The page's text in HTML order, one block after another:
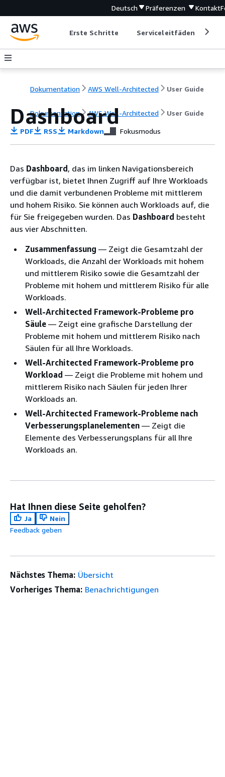
Deutsch Präferenzen Kontakt
Erste Schritte Serviceleitfäden
Dokumentation AWS Well-Architected User Guide
Dokumentation AWS Well-Architected User Guide
Dashboard
PDF RSS Markdown Fokusmodus
Das Dashboard , das im linken Navigationsbereich
verfügbar ist, bietet Ihnen Zugriff auf Ihre Workloads
und die damit verbundenen Probleme mit mittlerem
und hohem Risiko. Sie können auch Workloads auf, die
für Sie freigegeben wurden. Das Dashboard besteht
aus vier Abschnitten.
Zusammenfassung — Zeigt die Gesamtzahl der
Workloads, die Anzahl der Workloads mit hohem
und mittlerem Risiko sowie die Gesamtzahl der
Probleme mit hohem und mittlerem Risiko für alle
Workloads.
Well-Architected Framework-Probleme pro
Säule — Zeigt eine grafische Darstellung der
Probleme mit hohem und mittlerem Risiko nach
Säulen für all Ihre Workloads.
Well-Architected Framework-Probleme pro
Workload — Zeigt die Probleme mit hohem und
mittlerem Risiko nach Säulen für jeden Ihrer
Workloads an.
Well-Architected Framework-Probleme nach
Verbesserungsplanelementen — Zeigt die
Elemente des Verbesserungsplans für all Ihre
Workloads an.
Hat Ihnen diese Seite geholfen?
Ja
Nein
Feedback geben
Nächstes Thema: Übersicht
Vorheriges Thema: Benachrichtigungen